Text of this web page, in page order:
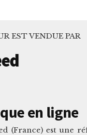
EST VENDUE PAR
en ligne
(France) est une